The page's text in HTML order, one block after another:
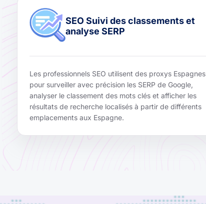
SEO Suivi des classements et
analyse SERP
Les professionnels SEO utilisent des proxys Espagnes
pour surveiller avec précision les SERP de Google,
analyser le classement des mots clés et afficher les
résultats de recherche localisés à partir de différents
emplacements aux Espagne.